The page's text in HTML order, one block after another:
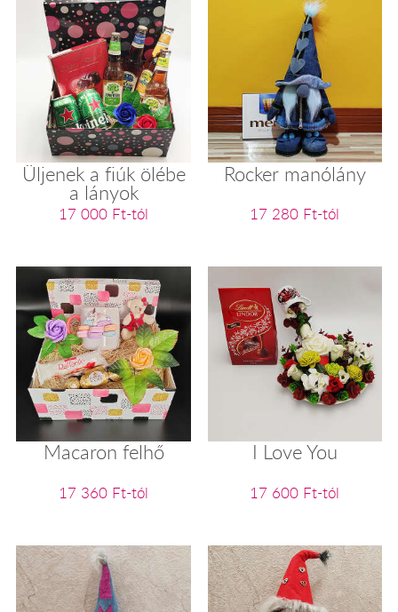
Üljenek a fiúk ölébe
a lányok
17 000 Ft-tól
Rocker manólány
17 280 Ft-tól
Macaron felhő
17 360 Ft-tól
I Love You
17 600 Ft-tól